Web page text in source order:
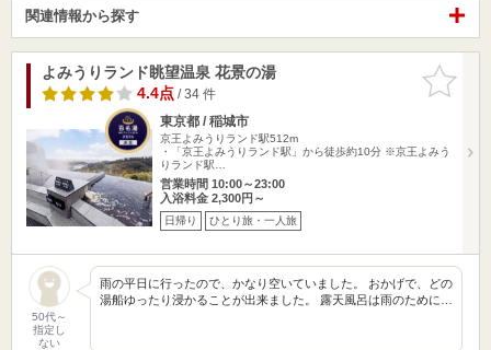
関連情報から探す
お気に入
りに追加
よみうりランド眺望温泉 花景の湯
4.4点/ 34 件
東京都 / 稲城市
京王よみうりランド駅512m
・「京王よみうりランド駅」から徒歩約10分 ※京王よみう
りランド駅…
営業時間 10:00～23:00
入浴料金 2,300円～
日帰り ひとり旅・一人旅
50代～
指定し
ない
雨の平日に行ったので、かなり空いていました。 おかげで、どの
湯船ゆったり浸かることが出来ました。 露天風呂は雨のために…